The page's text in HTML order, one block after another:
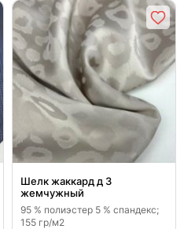
Шелк жаккард д 3
жемчужный
95 % полиэстер 5 % спандекс;
155 гр/м2